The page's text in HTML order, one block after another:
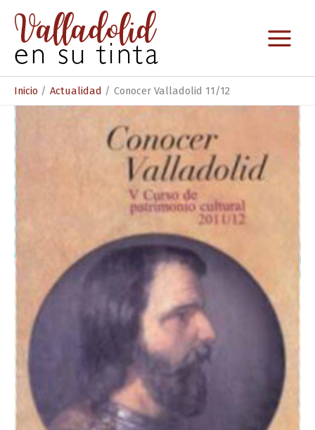
contenido
Inicio Actualidad Conocer Valladolid 11/12